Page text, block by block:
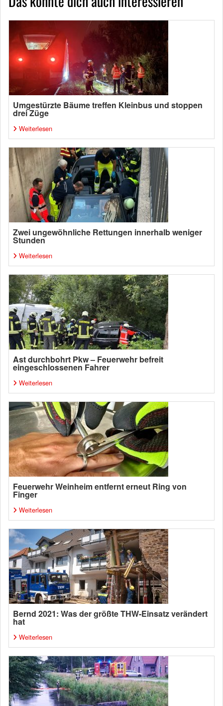
Umgestürzte Bäume treffen Kleinbus und stoppen
drei Züge
Weiterlesen
Zwei ungewöhnliche Rettungen innerhalb weniger
Stunden
Weiterlesen
Ast durchbohrt Pkw – Feuerwehr befreit
eingeschlossenen Fahrer
Weiterlesen
Feuerwehr Weinheim entfernt erneut Ring von
Finger
Weiterlesen
Bernd 2021: Was der größte THW-Einsatz verändert
hat
Weiterlesen